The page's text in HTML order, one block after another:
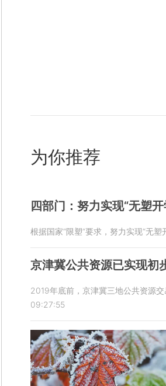
为你推荐
四部门：努力实现“无塑开
根据国家“限塑”要求，努力实现“无
京津冀公共资源已实现初
2019年底前，京津冀三地公共资源
09:27:55